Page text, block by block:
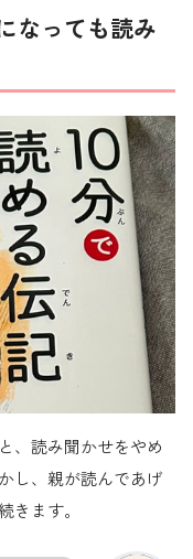
なっても読み
、読み聞かせをやめ
し、親が読んであげ
きます。